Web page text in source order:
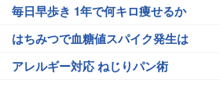
毎日早歩き 1年で何キロ痩せるか
はちみつで血糖値スパイク発生は
アレルギー対応 ねじりパン術